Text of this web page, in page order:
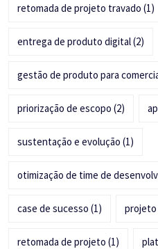
retomada de projeto travado (1)
entrega de produto digital(2)
gestão de produto para
priorização de escopo (2)
sustentação e evolução (1)
otimização de time de
case de sucesso (1) projeto
retomada de projeto (1)